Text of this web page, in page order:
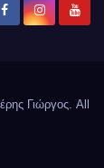
Γιώργος. All